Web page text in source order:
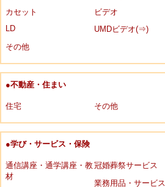
カセット
ビデオ
LD
UMDビデオ(⇒)
その他
●不動産・住まい
住宅 その他
●学び・サービス・保険
通信講座・通学講座・教
材
冠婚葬祭サービス
業務用品・サービス